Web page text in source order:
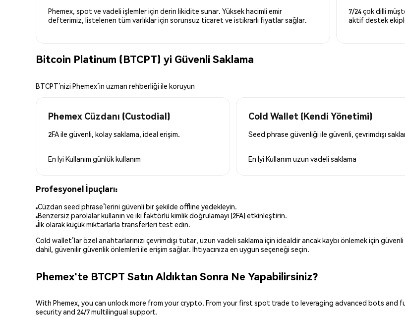
Phemex, spot ve vadeli işlemler için derin likidite sunar. Yüksek hacimli emir
defterimiz, listelenen tüm varlıklar için sorunsuz ticaret ve istikrarlı fiyatlar sağlar.
7/24 çok dilli
aktif destek
Bitcoin Platinum (BTCPT) yi Güvenli Saklama
BTCPT’nizi Phemex’in uzman rehberliği ile koruyun
Phemex Cüzdanı (Custodial)
2FA ile güvenli, kolay saklama, ideal erişim.
En İyi Kullanım günlük kullanım
Cold Wallet (Kendi Yönetimi)
Seed phrase güvenliği ile güvenli, çevrimdışı
En İyi Kullanım uzun vadeli saklama
Profesyonel İpuçları:
Cüzdan seed phrase’lerini güvenli bir şekilde offline yedekleyin.
Benzersiz parolalar kullanın ve iki faktörlü kimlik doğrulamayı (2FA) etkinleştirin.
İlk olarak küçük miktarlarla transferleri test edin.
Cold wallet’lar özel anahtarlarınızı çevrimdışı tutar, uzun vadeli saklama için idealdir ancak kaybı önlemek için
dahil, güvenilir güvenlik önlemleri ile erişim sağlar. İhtiyacınıza en uygun seçeneği seçin.
Phemex'te BTCPT Satın Aldıktan Sonra Ne Yapabilirsiniz?
With Phemex, you can unlock more from your crypto. From your first spot trade to leveraging advanced bots
security and 24/7 multilingual support.